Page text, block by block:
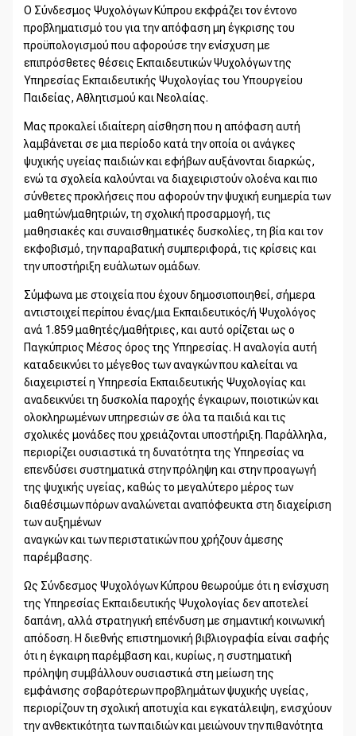
Ο Σύνδεσμος Ψυχολόγων Κύπρου εκφράζει τον έντονο
προβληματισμό του για την απόφαση μη έγκρισης του
προϋπολογισμού που αφορούσε την ενίσχυση με
επιπρόσθετες θέσεις Εκπαιδευτικών Ψυχολόγων της
Υπηρεσίας Εκπαιδευτικής Ψυχολογίας του Υπουργείου
Παιδείας, Αθλητισμού και Νεολαίας.
Μας προκαλεί ιδιαίτερη αίσθηση που η απόφαση αυτή
λαμβάνεται σε μια περίοδο κατά την οποία οι ανάγκες
ψυχικής υγείας παιδιών και εφήβων αυξάνονται διαρκώς,
ενώ τα σχολεία καλούνται να διαχειριστούν ολοένα και πιο
σύνθετες προκλήσεις που αφορούν την ψυχική ευημερία των
μαθητών/μαθητριών, τη σχολική προσαρμογή, τις
μαθησιακές και συναισθηματικές δυσκολίες, τη βία και τον
εκφοβισμό, την παραβατική συμπεριφορά, τις κρίσεις και
την υποστήριξη ευάλωτων ομάδων.
Σύμφωνα με στοιχεία που έχουν δημοσιοποιηθεί, σήμερα
αντιστοιχεί περίπου ένας/μια Εκπαιδευτικός/ή Ψυχολόγος
ανά 1.859 μαθητές/μαθήτριες, και αυτό ορίζεται ως ο
Παγκύπριος Μέσος όρος της Υπηρεσίας. Η αναλογία αυτή
καταδεικνύει το μέγεθος των αναγκών που καλείται να
διαχειριστεί η Υπηρεσία Εκπαιδευτικής Ψυχολογίας και
αναδεικνύει τη δυσκολία παροχής έγκαιρων, ποιοτικών και
ολοκληρωμένων υπηρεσιών σε όλα τα παιδιά και τις
σχολικές μονάδες που χρειάζονται υποστήριξη. Παράλληλα,
περιορίζει ουσιαστικά τη δυνατότητα της Υπηρεσίας να
επενδύσει συστηματικά στην πρόληψη και στην προαγωγή
της ψυχικής υγείας, καθώς το μεγαλύτερο μέρος των
διαθέσιμων πόρων αναλώνεται αναπόφευκτα στη διαχείριση
των αυξημένων
αναγκών και των περιστατικών που χρήζουν άμεσης
παρέμβασης.
Ως Σύνδεσμος Ψυχολόγων Κύπρου θεωρούμε ότι η ενίσχυση
της Υπηρεσίας Εκπαιδευτικής Ψυχολογίας δεν αποτελεί
δαπάνη, αλλά στρατηγική επένδυση με σημαντική κοινωνική
απόδοση. Η διεθνής επιστημονική βιβλιογραφία είναι σαφής
ότι η έγκαιρη παρέμβαση και, κυρίως, η συστηματική
πρόληψη συμβάλλουν ουσιαστικά στη μείωση της
εμφάνισης σοβαρότερων προβλημάτων ψυχικής υγείας,
περιορίζουν τη σχολική αποτυχία και εγκατάλειψη, ενισχύουν
την ανθεκτικότητα των παιδιών και μειώνουν την πιθανότητα